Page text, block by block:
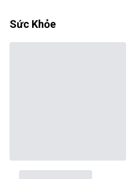
Sức Khỏe